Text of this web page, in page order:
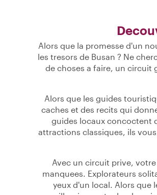
Alors que la promesse d'un
les tresors de Busan ? Ne
de choses a faire, un circuit
Alors que les guides
caches et des recits qui
guides locaux concoctent
attractions classiques, ils
Avec un circuit prive,
manquees. Explorateurs
yeux d'un local. Alors que